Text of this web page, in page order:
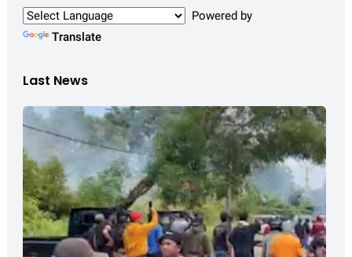
Powered by
Translate
Last News